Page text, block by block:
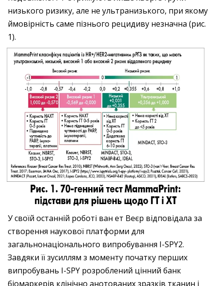
низького ризику, але не ультранизького, при якому
ймовірність саме пізнього рецидиву незначна (рис.
1).
У своїй останній роботі ван ет Веєр відповідала за
створення наукової платформи для
загальнонаціонального випробування I-SPY2.
Завдяки її зусиллям з моменту початку перших
випробувань I-SPY розроблений цінний банк
біомаркерів клінічно анотованих зразків тканин і